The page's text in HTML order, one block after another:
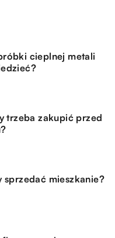
cieplnej metali
trzeba zakupić przed
mieszkanie?